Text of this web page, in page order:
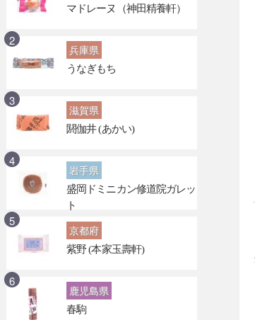
マドレーヌ（神田精養軒）
兵庫県
うなぎもち
滋賀県
閼伽井 (あかい)
岩手県
盛岡ドミニカン修道院ガレッ
ト
京都府
紫野 (本家玉壽軒)
鹿児島県
春駒